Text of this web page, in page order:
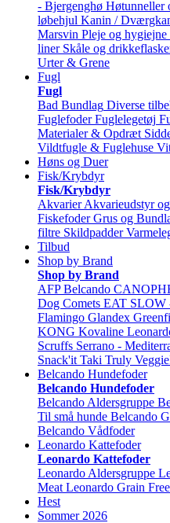
- Bjergenghø Høtunneller
løbehjul Kanin /
Marsvin Pleje og hygiejne
liner Skåle og
Urter & Grene
Fugl
Fugl
Bad Bundlag Diverse
Fuglefoder Fuglelegetøj
Materialer & Opdræt
Vildtfugle & Fuglehuse
Høns og Duer
Fisk/Krybdyr
Fisk/Krybdyr
Akvarier Akvarieudstyr
Fiskefoder Grus og
filtre Skildpadder
Tilbud
Shop by Brand
Shop by Brand
AFP Belcando
Dog Comets EAT
Flamingo Glandex
KONG Kovaline
Scruffs Serrano -
Snack'it Taki Truly
Belcando Hundefoder
Belcando Hundefoder
Belcando Aldersgruppe
Til små hunde Belcando
Belcando Vådfoder
Leonardo Kattefoder
Leonardo Kattefoder
Leonardo Aldersgruppe
Meat Leonardo Grain Free
Hest
Sommer 2026